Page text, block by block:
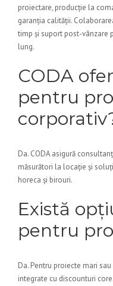
proiectare, producție la
garanția calității.
timp și suport post-vânzare
lung.
CODA
pentru
Da. CODA asigură
măsurători la locație și
horeca și birouri.
Există
pentru
Da. Pentru proiecte mari
integrate cu discounturi